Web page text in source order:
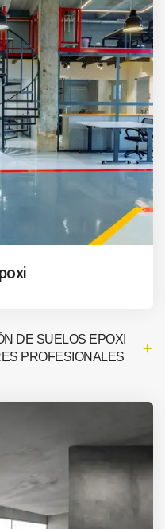
DE SUELOS EPOXI
PROFESIONALES